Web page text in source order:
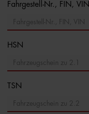
Fahrgestell-Nr., FIN, VIN
HSN
TSN